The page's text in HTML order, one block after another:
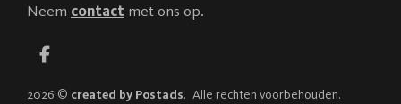
Neem contact met ons op.
2026 © created by Postads. Alle rechten voorbehouden.